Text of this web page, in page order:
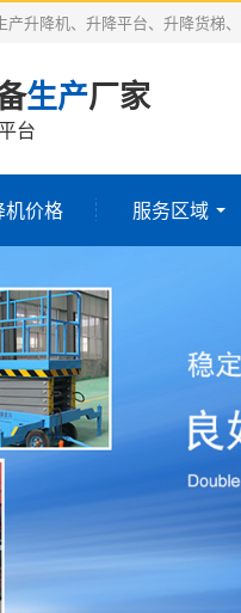
升降机、升降平台、升降货梯
生产厂家
台
机价格 服务区域